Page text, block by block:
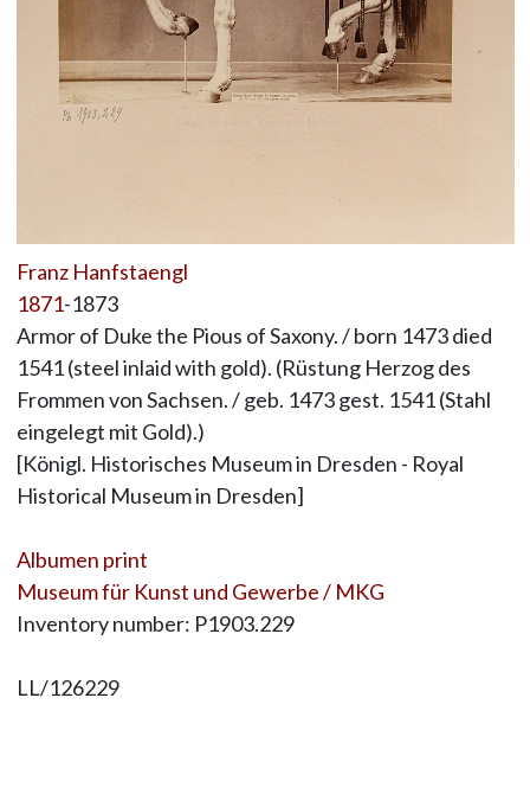
Franz Hanfstaengl
1871-1873
Armor of Duke the Pious of Saxony. / born 1473 died
1541 (steel inlaid with gold). (Rüstung Herzog des
Frommen von Sachsen. / geb. 1473 gest. 1541 (Stahl
eingelegt mit Gold).)
[Königl. Historisches Museum in Dresden - Royal
Historical Museum in Dresden]
Albumen print
Museum für Kunst und Gewerbe / MKG
Inventory number: P1903.229
LL/126229